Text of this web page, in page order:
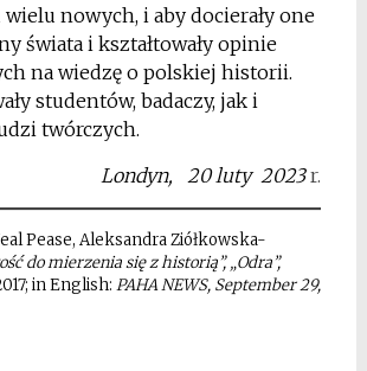
nowych, i aby docierały one
świata i kształtowały opinie
na wiedzę o polskiej historii.
studentów, badaczy, jak i
twórczych.
Londyn, 20 luty 2023r.
Pease, Aleksandra Ziółkowska-
do mierzenia się z historią”, „Odra”,
in English: PAHA NEWS, September 29,